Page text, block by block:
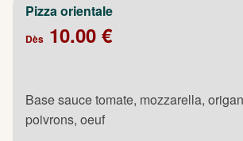
Pizza orientale
Dès 10.00 €
Base sauce tomate, mozzarella,
poivrons, oeuf